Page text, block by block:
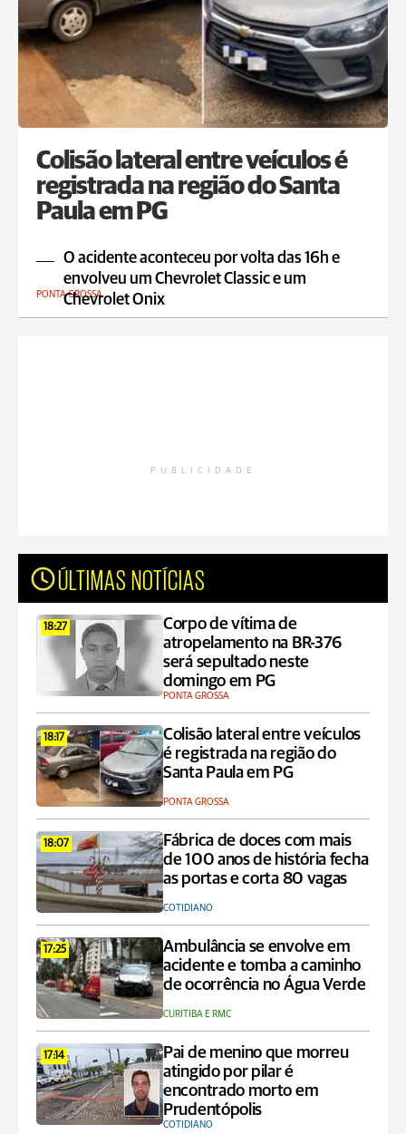
Colisão lateral entre veículos é
registrada na região do Santa
Paula em PG
O acidente aconteceu por volta das 16h e
envolveu um Chevrolet Classic e um
Chevrolet Onix
PONTA GROSSA
PUBLICIDADE
ÚLTIMAS NOTÍCIAS
18:27
Corpo de vítima de
atropelamento na BR-376
será sepultado neste
domingo em PG
PONTA GROSSA
18:17
Colisão lateral entre veículos
é registrada na região do
Santa Paula em PG
PONTA GROSSA
18:07
Fábrica de doces com mais
de 100 anos de história fecha
as portas e corta 80 vagas
COTIDIANO
17:25
Ambulância se envolve em
acidente e tomba a caminho
de ocorrência no Água Verde
CURITIBA E RMC
17:14
Pai de menino que morreu
atingido por pilar é
encontrado morto em
Prudentópolis
COTIDIANO